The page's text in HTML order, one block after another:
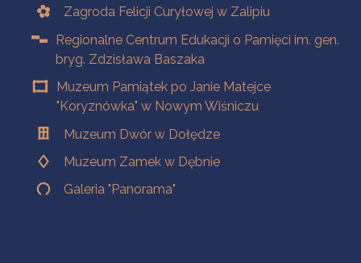
Zagroda Felicji Curyłowej w Zalipiu
Regionalne Centrum Edukacji o Pamięci im. gen.
bryg. Zdzisława Baszaka
Muzeum Pamiątek po Janie Matejce
"Koryznówka" w Nowym Wiśniczu
Muzeum Dwór w Dołędze
Muzeum Zamek w Dębnie
Galeria "Panorama"